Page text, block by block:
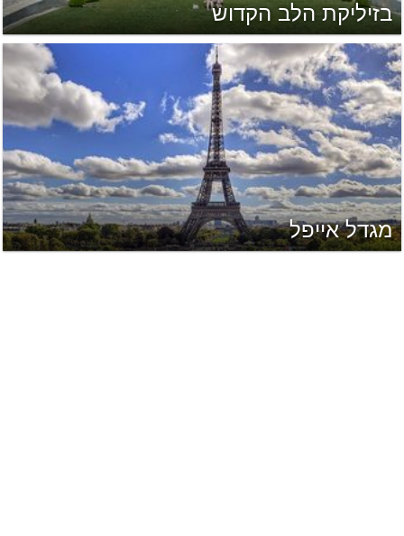
בזיליקת הלב הקדוש
מגדל אייפל